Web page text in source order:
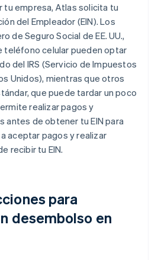
empresa, Atlas solicita tu
del Empleador (EIN). Los
de Seguro Social de EE. UU.,
teléfono celular pueden optar
del IRS (Servicio de Impuestos
Unidos), mientras que otros
que puede tardar un poco
realizar pagos y
antes de obtener tu EIN para
aceptar pagos y realizar
recibir tu EIN.
para
desembolso en